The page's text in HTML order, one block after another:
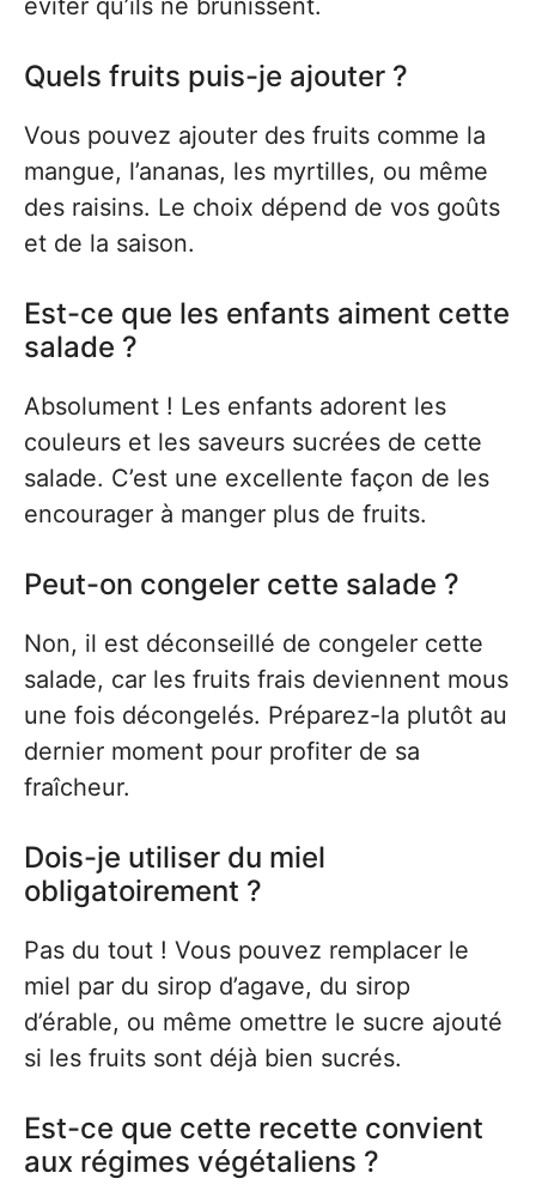
éviter qu’ils ne brunissent.
Quels fruits puis-je ajouter ?
Vous pouvez ajouter des fruits comme la
mangue, l’ananas, les myrtilles, ou même
des raisins. Le choix dépend de vos goûts
et de la saison.
Est-ce que les enfants aiment cette
salade ?
Absolument ! Les enfants adorent les
couleurs et les saveurs sucrées de cette
salade. C’est une excellente façon de les
encourager à manger plus de fruits.
Peut-on congeler cette salade ?
Non, il est déconseillé de congeler cette
salade, car les fruits frais deviennent mous
une fois décongelés. Préparez-la plutôt au
dernier moment pour profiter de sa
fraîcheur.
Dois-je utiliser du miel
obligatoirement ?
Pas du tout ! Vous pouvez remplacer le
miel par du sirop d’agave, du sirop
d’érable, ou même omettre le sucre ajouté
si les fruits sont déjà bien sucrés.
Est-ce que cette recette convient
aux régimes végétaliens ?